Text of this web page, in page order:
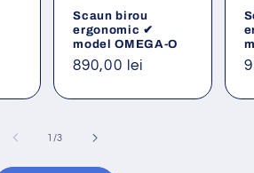
Scaun birou
ergonomic ✔
model OMEGA-O
Preț
890,00 lei
1 /din
3